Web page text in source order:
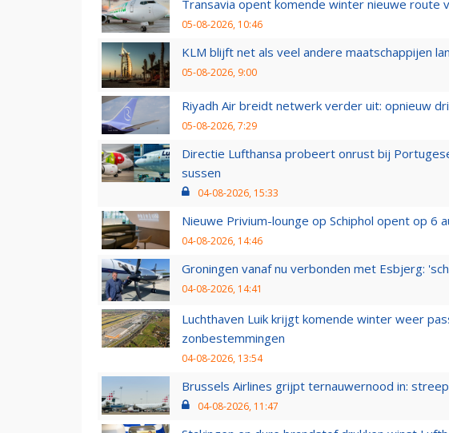
Transavia opent komende winter nieuwe route
05-08-2026, 10:46
KLM blijft net als veel andere maatschappijen
05-08-2026, 9:00
Riyadh Air breidt netwerk verder uit: opnieuw
05-08-2026, 7:29
Directie Lufthansa probeert onrust bij
sussen
04-08-2026, 15:33
Nieuwe Privium-lounge op Schiphol opent op 6
04-08-2026, 14:46
Groningen vanaf nu verbonden met Esbjerg:
04-08-2026, 14:41
Luchthaven Luik krijgt komende winter weer
zonbestemmingen
04-08-2026, 13:54
Brussels Airlines grijpt ternauwernood in:
04-08-2026, 11:47